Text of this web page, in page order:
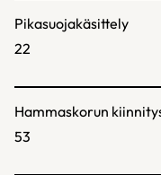
Pikasuojakäsittely
22
Hammaskorun
53